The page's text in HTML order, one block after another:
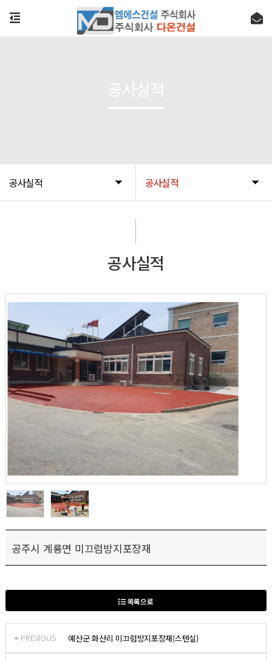
공사실적 공사실적
공사실적
공주시 계룡면 미끄럼방지포장재
목록으로
PREVIOUS 예산군 화산리 미끄럼방지포장재(스텐실)